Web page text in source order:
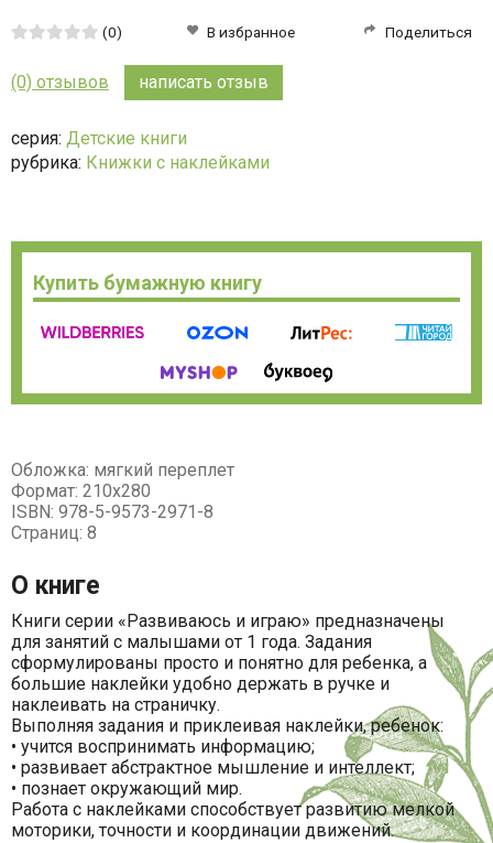
Средняя
из
(0) В избранное Поделиться
(0) отзывов написать отзыв
серия: Детские книги
рубрика: Книжки с наклейками
Купить бумажную книгу
Обложка: мягкий переплет
Формат: 210х280
ISBN: 978-5-9573-2971-8
Страниц: 8
О книге
Книги серии «Развиваюсь и играю» предназначены
для занятий с малышами от 1 года. Задания
сформулированы просто и понятно для ребенка, а
большие наклейки удобно держать в ручке и
наклеивать на страничку.
Выполняя задания и приклеивая наклейки, ребенок:
• учится воспринимать информацию;
• развивает абстрактное мышление и интеллект;
• познает окружающий мир.
Работа с наклейками способствует развитию мелкой
моторики, точности и координации движений.